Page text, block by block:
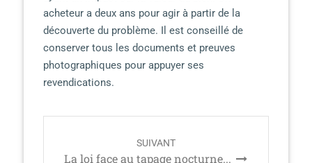
acheteur a deux ans pour agir à partir de la
découverte du problème. Il est conseillé de
conserver tous les documents et preuves
photographiques pour appuyer ses
revendications.
SUIVANT
La loi face au tapage nocturne...